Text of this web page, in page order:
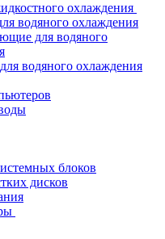
охлаждения
водяного охлаждения
для водяного
водяного охлаждения
блоков
дисков